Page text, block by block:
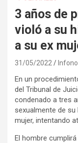
3 años de
violó a su
a su ex
31/05/2022
En un
del Tribunal de
condenado a tres
sexualmente de
mujer, intentando
El hombre